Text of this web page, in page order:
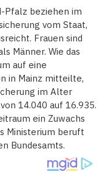
Pfalz beziehen im
vom Staat,
Frauen sind
Männer. Wie das
auf eine
in Mainz mitteilte,
im Alter
14.040 auf 16.935.
ein Zuwachs
Ministerium beruft
Bundesamts.